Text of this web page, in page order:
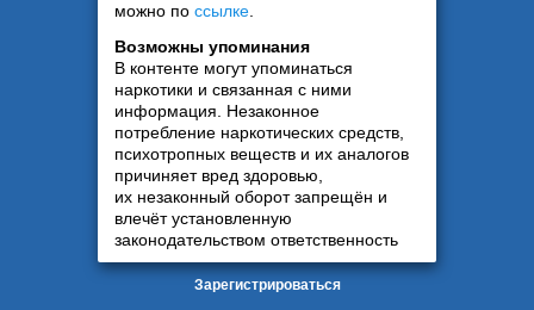
можно по ссылке
Возможны упоминания
В контенте могут упоминаться
наркотики и связанная с ними
информация. Незаконное
потребление наркотических средств,
психотропных веществ и их аналогов
причиняет вред здоровью,
их незаконный оборот запрещён и
влечёт установленную
законодательством ответственность
Зарегистрироваться